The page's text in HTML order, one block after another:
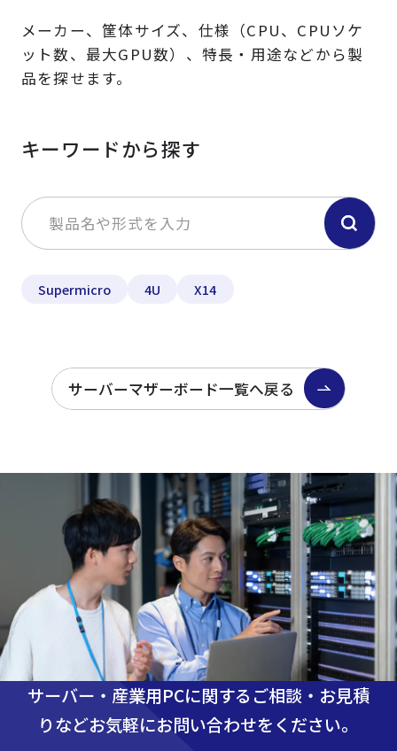
メーカー、筐体サイズ、仕様（CPU、CPUソケ
ット数、最大GPU数）、特長・用途などから製
品を探せます。
キーワードから探す
Supermicro 4U X14
サーバーマザーボード一覧へ戻る
サーバー・産業用PCに関するご相談・お見積
りなどお気軽にお問い合わせをください。